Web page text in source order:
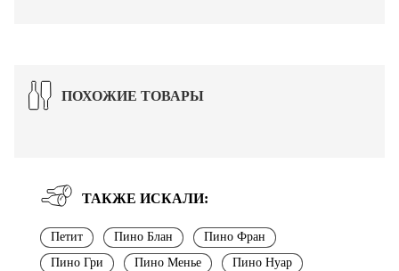
ПОХОЖИЕ ТОВАРЫ
ТАКЖЕ ИСКАЛИ:
Петит Пино Блан
Пино Фран
Пино Гри
Пино Менье
Пино Нуар